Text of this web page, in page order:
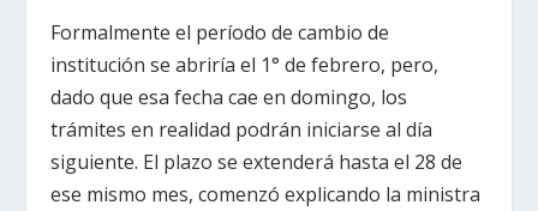
Formalmente el período de cambio de
institución se abriría el 1° de febrero, pero,
dado que esa fecha cae en domingo, los
trámites en realidad podrán iniciarse al día
siguiente. El plazo se extenderá hasta el 28 de
ese mismo mes, comenzó explicando la ministra